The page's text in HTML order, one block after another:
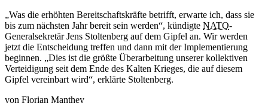
„Was die erhöhten Bereitschaftskräfte betrifft, erwarte ich, dass sie
bis zum nächsten Jahr bereit sein werden“, kündigte NATO-
Generalsekretär Jens Stoltenberg auf dem Gipfel an. Wir werden
jetzt die Entscheidung treffen und dann mit der Implementierung
beginnen. „Dies ist die größte Überarbeitung unserer kollektiven
Verteidigung seit dem Ende des Kalten Krieges, die auf diesem
Gipfel vereinbart wird“, erklärte Stoltenberg.
von Florian Manthey